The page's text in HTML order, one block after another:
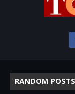
RANDOM POSTS